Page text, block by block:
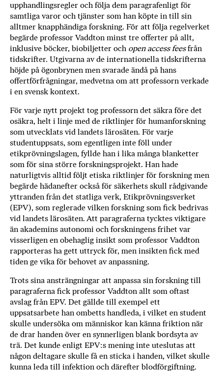
upphandlingsregler och följa dem paragrafenligt för
samtliga varor och tjänster som han köpte in till sin
alltmer knapphändiga forskning. För att följa regelverket
begärde professor Vaddton minst tre offerter på allt,
inklusive böcker, biobiljetter och open access feesfrån
tidskrifter. Utgivarna av de internationella tidskrifterna
höjde på ögonbrynen men svarade ändå på hans
offertförfrågningar, medvetna om att professorn verkade
i en svensk kontext.
För varje nytt projekt tog professorn det säkra före det
osäkra, helt i linje med de riktlinjer för humanforskning
som utvecklats vid landets lärosäten. För varje
studentuppsats, som egentligen inte föll under
etikprövningslagen, fyllde han i lika många blanketter
som för sina större forskningsprojekt. Han hade
naturligtvis alltid följt etiska riktlinjer för forskning men
begärde hädanefter också för säkerhets skull rådgivande
yttranden från det statliga verk, Etikprövningsverket
(EPV), som reglerade vilken forskning som fick bedrivas
vid landets lärosäten. Att paragraferna tycktes viktigare
än akademins autonomi och forskningens frihet var
visserligen en obehaglig insikt som professor Vaddton
rapporteras ha gett uttryck för, men insikten fick med
tiden ge vika för behovet av anpassning.
Trots sina ansträngningar att anpassa sin forskning till
paragraferna fick professor Vaddton allt som oftast
avslag från EPV. Det gällde till exempel ett
uppsatsarbete han ombetts handleda, i vilket en student
skulle undersöka om människor kan känna friktion när
de drar handen över en synnerligen blank bordsyta av
trä. Det kunde enligt EPV:s mening inte uteslutas att
någon deltagare skulle få en sticka i handen, vilket skulle
kunna leda till infektion och därefter blodförgiftning.